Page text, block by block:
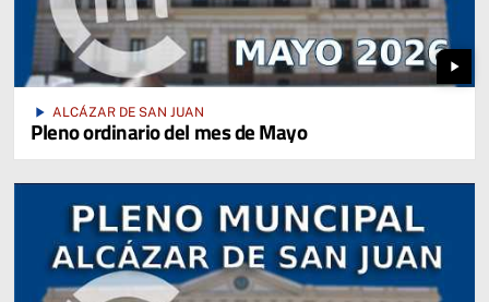
play_arrow
play_arrow ALCÁZAR DE SAN JUAN
Pleno ordinario del mes de Mayo